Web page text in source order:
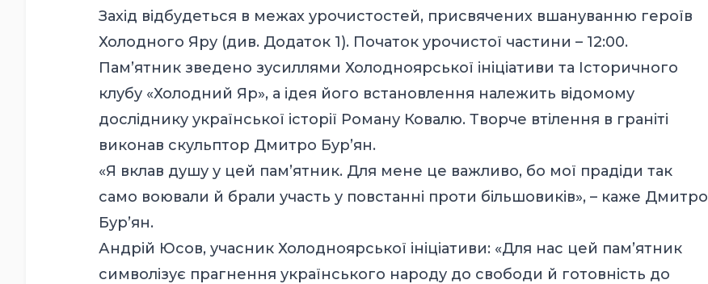
Захід відбудеться в межах урочистостей, присвячених вшануванню героїв
Холодного Яру (див. Додаток 1). Початок урочистої частини – 12:00.
Пам’ятник зведено зусиллями Холодноярської ініціативи та Історичного
клубу «Холодний Яр», а ідея його встановлення належить відомому
досліднику української історії Роману Ковалю. Творче втілення в граніті
виконав скульптор Дмитро Бур’ян.
«Я вклав душу у цей пам’ятник. Для мене це важливо, бо мої прадіди так
само воювали й брали участь у повстанні проти більшовиків», – каже Дмитро
Бур’ян.
Андрій Юсов, учасник Холодноярської ініціативи: «Для нас цей пам’ятник
символізує прагнення українського народу до свободи й готовність до